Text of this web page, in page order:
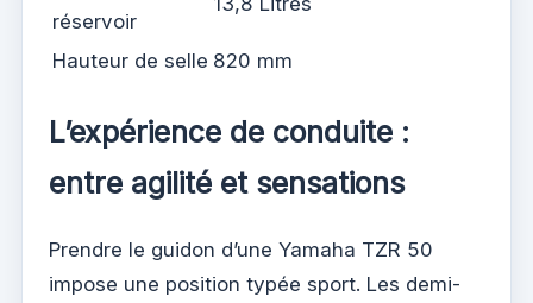
réservoir
Hauteur de selle 820 mm
L’expérience de conduite :
entre agilité et sensations
Prendre le guidon d’une Yamaha TZR 50
impose une position typée sport. Les demi-